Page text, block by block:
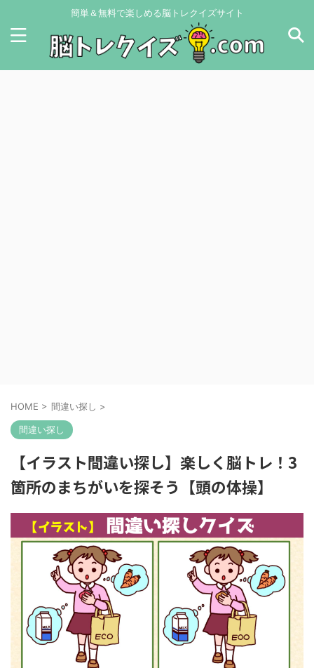
簡単＆無料で楽しめる脳トレクイズサイト
HOME > 間違い探し >
間違い探し
【イラスト間違い探し】楽しく脳トレ！3
箇所のまちがいを探そう【頭の体操】